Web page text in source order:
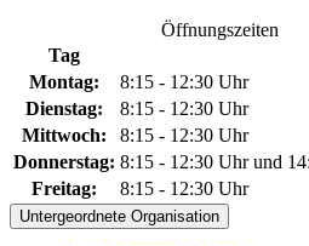
Öffnungszeiten
Tag
Montag:
8:15 - 12:30 Uhr
Dienstag:
8:15 - 12:30 Uhr
Mittwoch:
8:15 - 12:30 Uhr
Donnerstag: 8:15 - 12:30 Uhr und
Freitag:
8:15 - 12:30 Uhr
Untergeordnete Organisation